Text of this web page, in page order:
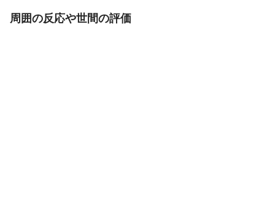
周囲の反応や世間の評価